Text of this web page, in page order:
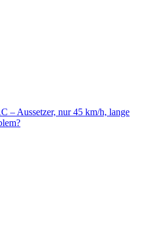
– Aussetzer, nur 45 km/h, lange